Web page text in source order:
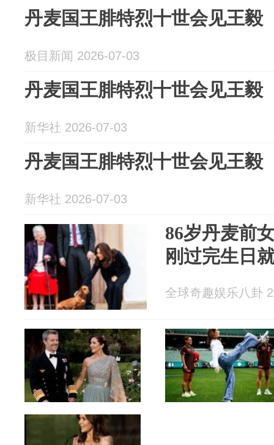
丹麦国王腓特烈十世会见王毅
极目新闻 2026-07-03
丹麦国王腓特烈十世会见王毅
新华社 2026-07-03
丹麦国王腓特烈十世会见王毅
新华社 2026-07-03
86岁丹麦前
刚过完生日
全球奇趣娱乐八卦